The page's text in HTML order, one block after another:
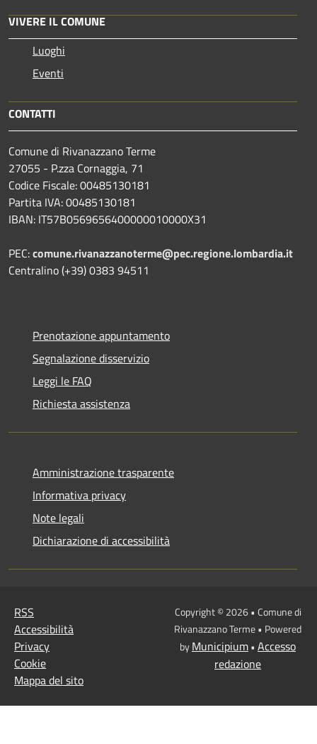
VIVERE IL COMUNE
Luoghi
Eventi
CONTATTI
Comune di Rivanazzano Terme
27055 - P.zza Cornaggia, 71
Codice Fiscale: 00485130181
Partita IVA: 00485130181
IBAN: IT57B0569656400000010000X31
PEC:comune.rivanazzanoterme@pec.regione.lombardia.it
Centralino (+39) 0383 94511
Prenotazione appuntamento
Segnalazione disservizio
Leggi le FAQ
Richiesta assistenza
Amministrazione trasparente
Informativa privacy
Note legali
Dichiarazione di accessibilità
RSS
Accessibilità
Privacy
Cookie
Mappa del sito
Copyright © 2026 • Comune di
Rivanazzano Terme • Powered
byMunicipium• Accesso
redazione